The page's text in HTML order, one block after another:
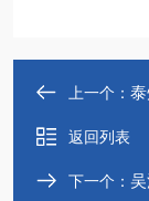
上一个：
返回列表
下一个：